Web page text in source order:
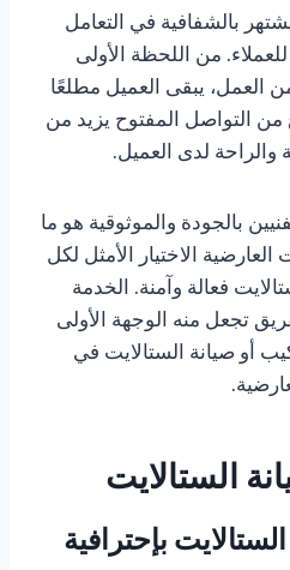
بالشفافية في التعامل
من اللحظة الأولى
العمل، يبقى العميل مطلعًا
التواصل المفتوح يزيد من
لدى العميل.
بالجودة والموثوقية هو ما
الاختيار الأمثل لكل
فعالة وآمنة. الخدمة
تجعل منه الوجهة الأولى
أو صيانة الستالايت في
الستالايت